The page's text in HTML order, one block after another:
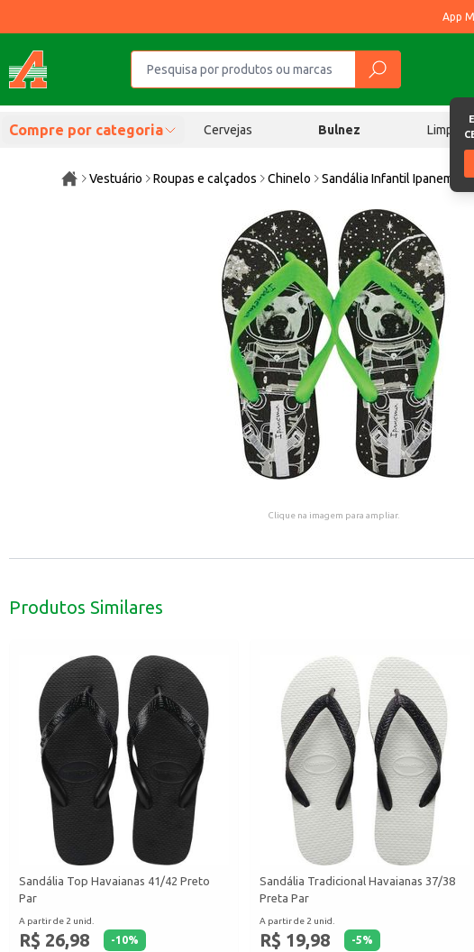
App
Compre por categoria Cervejas Bulnez Limpeza
Vestuário Roupas e calçados Chinelo Sandália Infantil Ipanema
Clique na imagem para ampliar.
Produtos Similares
Sandália Top Havaianas 41/42 Preto
Par
A partir de 2 unid.
R$ 26,98 -10%
Sandália Tradicional Havaianas 37/38
Preta Par
A partir de 2 unid.
R$ 19,98 -5%